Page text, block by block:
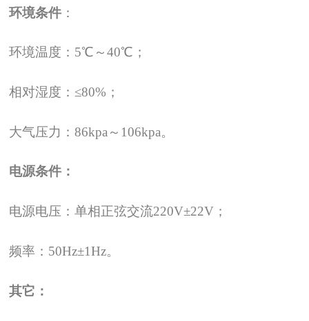
环境条件 ：
环境温度：5℃～40℃；
相对湿度：≤80%；
大气压力：86kpa～106kpa。
电源条件：
电源电压：单相正弦交流220V±22V；
频率：50Hz±1Hz。
其它：